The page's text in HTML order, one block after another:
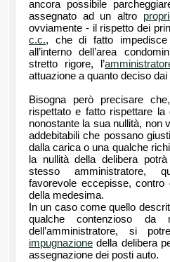
ancora possibile
assegnato ad un altro
ovviamente - il rispetto dei
c.c., che di fatto impedisce
all’interno dell’area
stretto rigore, l’
attuazione a quanto deciso
Bisogna però precisare
rispettato e fatto rispettare la
nonostante la sua nullità, non
addebitabili che possano
dalla carica o una qualche
la nullità della delibera
stesso amministratore,
favorevole eccepisse,
della medesima.
In un caso come quello
qualche contenzioso da
dell’amministratore, si
impugnazione della delibera
assegnazione dei posti auto.